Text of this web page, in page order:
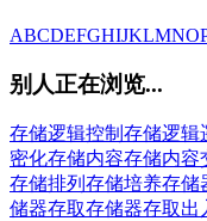
ABCDEFGHIJKLMNO
别人正在浏览...
存储逻辑控制 存储逻辑
密化存储内容存储内容
存储排列 存储培养存储
储器存取存储器存取出